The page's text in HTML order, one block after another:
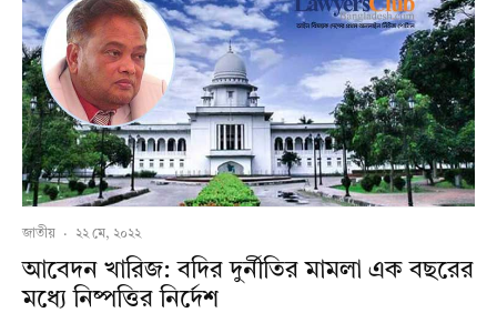
জাতীয় · ২২ মে, ২০২২
আবেদন খারিজ: বদির দুর্নীতির মামলা এক বছরের
মধ্যে নিষ্পত্তির নির্দেশ